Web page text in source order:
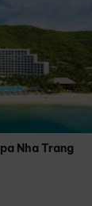
Nha Trang